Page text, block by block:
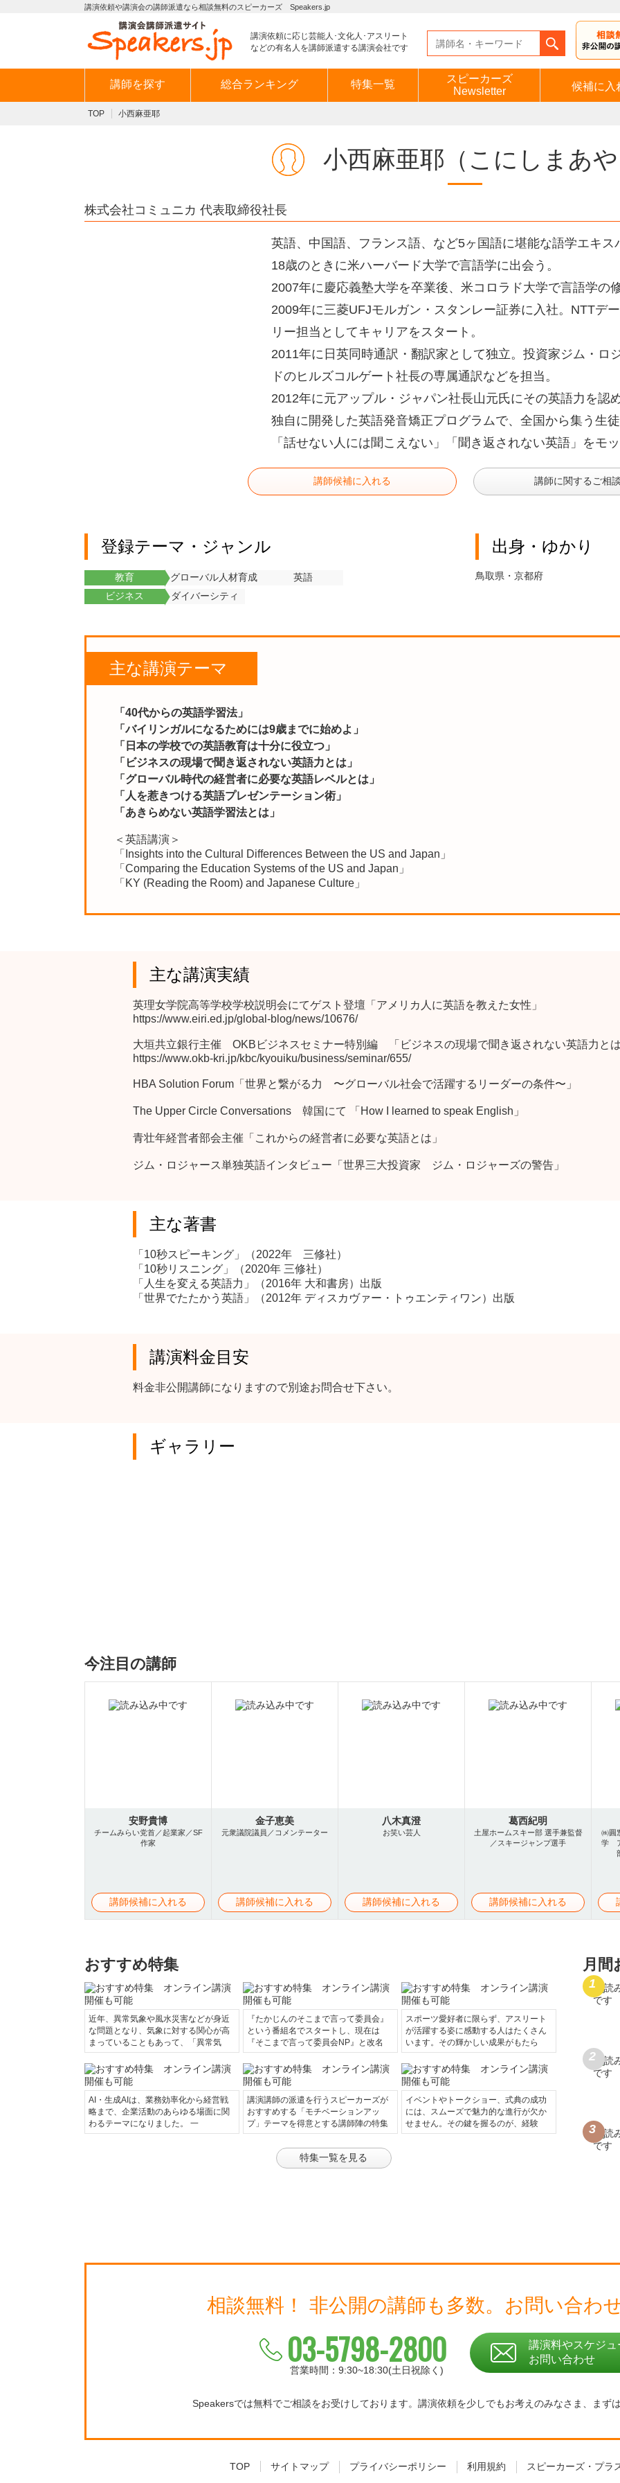
講演依頼や講演会の講師派遣なら相談無料のスピーカーズ Speakers.jp
講演依頼に応じ芸能人･文化人･アスリート
などの有名人を講師派遣する講演会社です
講師を探す 総合ランキング 特集一覧
スピーカーズ
Newsletter
候補に入
TOP 小西麻亜耶
小西麻亜耶 （こにしまあ
株式会社コミュニカ 代表取締役社長
英語、中国語、フランス語、など5ヶ国語に堪能な語学エキ
18歳のときに米ハーバード大学で言語学に出会う。
2007年に慶応義塾大学を卒業後、米コロラド大学で言語学の
2009年に三菱UFJモルガン・スタンレー証券に入社。NTTデ
リー担当としてキャリアをスタート。
2011年に日英同時通訳・翻訳家として独立。投資家ジム・ロ
ドのヒルズコルゲート社長の専属通訳などを担当。
2012年に元アップル・ジャパン社長山元氏にその英語力を認
独自に開発した英語発音矯正プログラムで、全国から集う生
「話せない人には聞こえない」「聞き返されない英語」をモ
講師候補に入れる 講師に関するご相
登録テーマ・ジャンル
教育 グローバル人材育成
英語
ビジネス
ダイバーシティ
出身・ゆかり
鳥取県・京都府
主な講演テーマ
「40代からの英語学習法」
「バイリンガルになるためには9歳までに始めよ」
「日本の学校での英語教育は十分に役立つ」
「ビジネスの現場で聞き返されない英語力とは」
「グローバル時代の経営者に必要な英語レベルとは」
「人を惹きつける英語プレゼンテーション術」
「あきらめない英語学習法とは」
＜英語講演＞
「Insights into the Cultural Differences Between the US and Japan」
「Comparing the Education Systems of the US and Japan」
「KY (Reading the Room) and Japanese Culture」
主な講演実績
英理女学院高等学校学校説明会にてゲスト登壇「アメリカ人に英語を教えた女性」
https://www.eiri.ed.jp/global-blog/news/10676/
大垣共立銀行主催 OKBビジネスセミナー特別編 「ビジネスの現場で聞き返されない英語力と
https://www.okb-kri.jp/kbc/kyouiku/business/seminar/655/
HBA Solution Forum「世界と繋がる力 〜グローバル社会で活躍するリーダーの条件〜」
The Upper Circle Conversations 韓国にて 「How I learned to speak English」
青壮年経営者部会主催「これからの経営者に必要な英語とは」
ジム・ロジャース単独英語インタビュー「世界三大投資家 ジム・ロジャーズの警告」
主な著書
「10秒スピーキング」（2022年 三修社）
「10秒リスニング」（2020年 三修社）
「人生を変える英語力」（2016年 大和書房）出版
「世界でたたかう英語」（2012年 ディスカヴァー・トゥエンティワン）出版
講演料金目安
料金非公開講師になりますので別途お問合せ下さい。
ギャラリー
今注目の講師
安野貴博
チームみらい党首／起業家／SF
作家
講師候補に入れる
金子恵美
元衆議院議員／コメンテーター
講師候補に入れる
八木真澄
お笑い芸人
講師候補に入れる
葛西紀明
土屋ホームスキー部 選手兼監督
／スキージャンプ選手
講師候補に入れる
㈱圓
学
おすすめ特集
近年、異常気象や風水災害などが身近
な問題となり、気象に対する関心が高
まっていることもあって、「異常気
『たかじんのそこまで言って委員会』
という番組名でスタートし、現在は
『そこまで言って委員会NP』と改名
スポーツ愛好者に限らず、アスリート
が活躍する姿に感動する人はたくさん
います。その輝かしい成果がもたら
AI・生成AIは、業務効率化から経営戦
略まで、企業活動のあらゆる場面に関
わるテーマになりました。 一
講演講師の派遣を行うスピーカーズが
おすすめする「モチベーションアッ
プ」テーマを得意とする講師陣の特集
イベントやトークショー、式典の成功
には、スムーズで魅力的な進行が欠か
せません。その鍵を握るのが、経験
特集一覧を見る
月間
相談無料！ 非公開の講師も多数。 お問い合わ
03-5798-2800
営業時間：9:30~18:30(土日祝除く)
講演料やスケジュ
お問い合わせ
Speakersでは無料でご相談をお受けしております。 講演依頼を少しでもお考えのみなさま、 まず
TOP サイトマップ プライバシーポリシー 利用規約 スピーカーズ・プラ